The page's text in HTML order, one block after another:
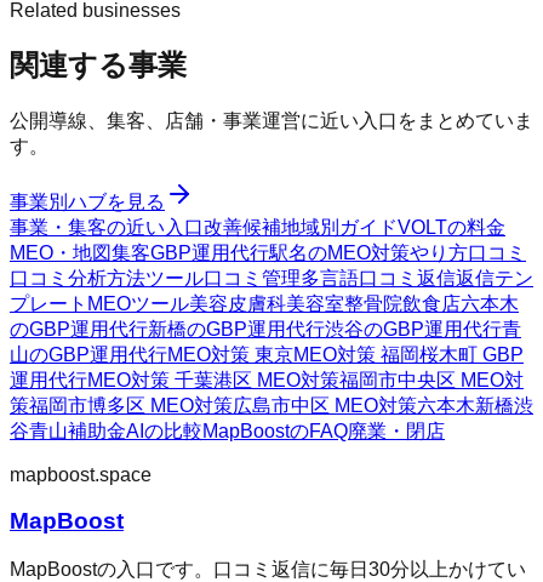
Related businesses
関連する事業
公開導線、集客、店舗・事業運営に近い入口をまとめていま
す。
事業別ハブを見る
事業・集客の近い入口改善候補地域別ガイドVOLTの料金
MEO・地図集客GBP運用代行駅名のMEO対策やり方口コミ
口コミ分析方法ツール口コミ管理多言語口コミ返信返信テン
プレート MEOツール美容皮膚科美容室整骨院飲食店六本木
のGBP運用代行新橋のGBP運用代行渋谷のGBP運用代行青
山のGBP運用代行MEO対策 東京MEO対策 福岡桜木町 GBP
運用代行MEO対策 千葉港区 MEO対策福岡市中央区 MEO対
策福岡市博多区 MEO対策広島市中区 MEO対策六本木新橋渋
谷青山補助金AIの比較MapBoostのFAQ廃業・閉店
mapboost.space
MapBoost
MapBoostの入口です。口コミ返信に毎日30分以上かけてい